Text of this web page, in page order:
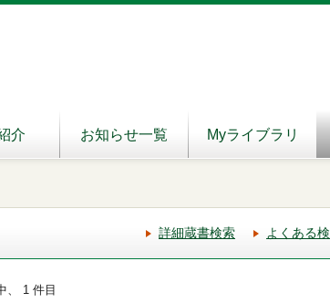
介 お知らせ一覧 Myライブラリ
詳細蔵書検索 よくある
、 1 件目